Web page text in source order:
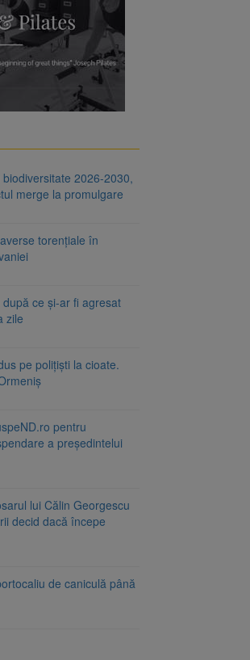
2026-2030,
merge la promulgare
torențiale în
ce și-ar fi agresat
zile
pe polițiști la cioate.
pentru
a președintelui
lui Călin Georgescu
decid dacă începe
de caniculă până